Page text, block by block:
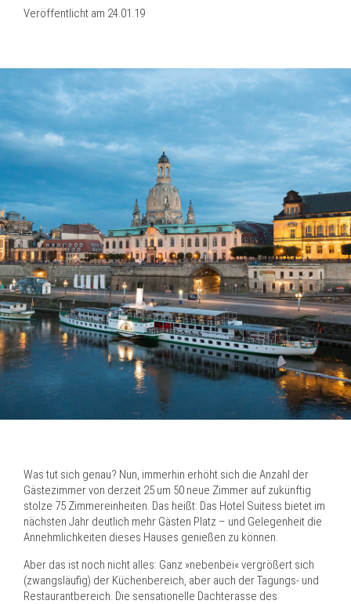
Veröffentlicht am 24.01.19
Was tut sich genau? Nun, immerhin erhöht sich die Anzahl der
Gästezimmer von derzeit 25 um 50 neue Zimmer auf zukünftig
stolze 75 Zimmereinheiten. Das heißt: Das Hotel Suitess bietet im
nächsten Jahr deutlich mehr Gästen Platz – und Gelegenheit die
Annehmlichkeiten dieses Hauses genießen zu können.
Aber das ist noch nicht alles: Ganz »nebenbei« vergrößert sich
(zwangsläufig) der Küchenbereich, aber auch der Tagungs- und
Restaurantbereich. Die sensationelle Dachterasse des